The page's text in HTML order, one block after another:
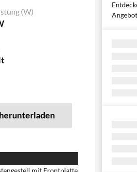
(W)
mit Frontplatte